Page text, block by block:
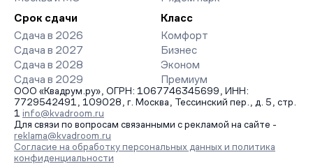
Срок сдачи
Сдача в 2026
Сдача в 2027
Сдача в 2028
Сдача в 2029
Класс
Комфорт
Бизнес
Эконом
Премиум
ООО «Квадрум.ру», ОГРН: 1067746345699, ИНН:
7729542491, 109028, г. Москва, Тессинский пер., д. 5, стр.
1 info@kvadroom.ru
Для связи по вопросам связанными с рекламой на сайте -
reklama@kvadroom.ru
Согласие на обработку персональных данных и политика
конфиденциальности